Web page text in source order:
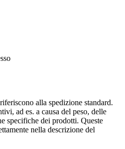
alla spedizione standard.
ad es. a causa del peso, delle
specifiche dei prodotti. Queste
nella descrizione del